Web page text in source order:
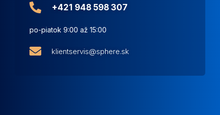
+421 948 598 307
po-piatok 9:00 až 15:00
klientservis@sphere.sk